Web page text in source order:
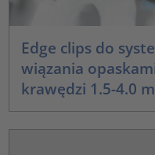
Edge clips do
wiązania
krawędzi 1.5-4.0